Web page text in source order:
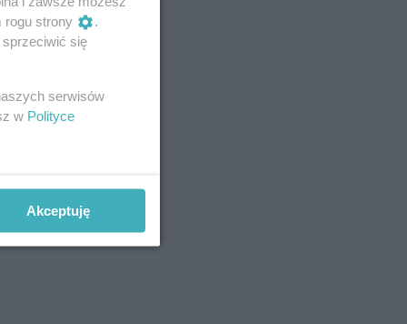
rogu strony
.
się
serwisów
w Polityce
Akceptuję